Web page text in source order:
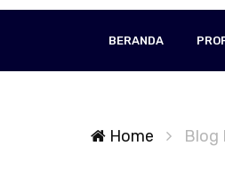
BERANDA
Home Blog